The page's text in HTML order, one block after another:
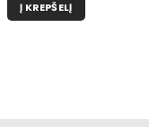
Į KREPŠELĮ